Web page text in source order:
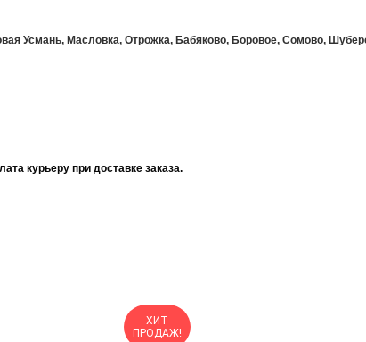
Усмань, Масловка, Отрожка, Бабяково, Боровое, Сомово,
курьеру при доставке заказа.
ХИТ
ПРОДАЖ!